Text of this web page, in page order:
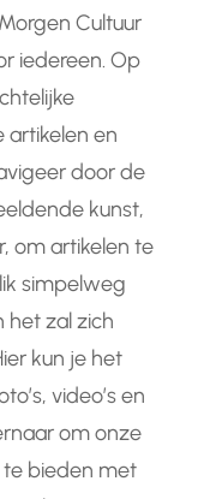
Cultuur
iedereen. Op
en
door de
kunst,
om artikelen te
simpelweg
het zal zich
kun je het
video’s en
om onze
te bieden met